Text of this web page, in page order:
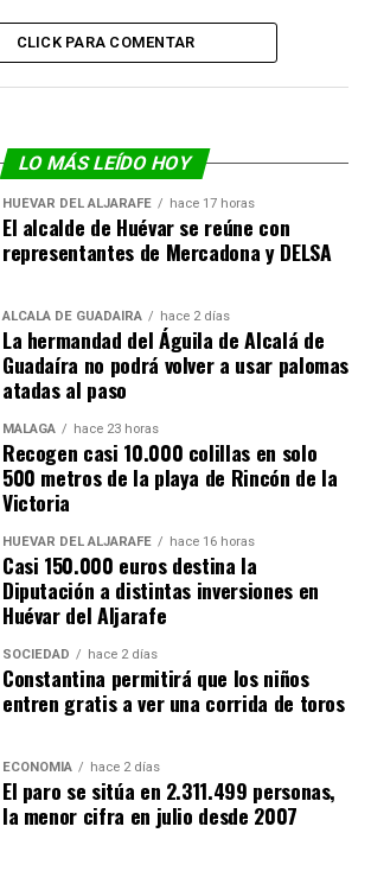
CLICK PARA COMENTAR
LO MÁS LEÍDO HOY
HUÉVAR DEL ALJARAFE hace 17 horas
El alcalde de Huévar se reúne con
representantes de Mercadona y DELSA
ALCALÁ DE GUADAÍRA hace 2 días
La hermandad del Águila de Alcalá de
Guadaíra no podrá volver a usar palomas
atadas al paso
MÁLAGA hace 23 horas
Recogen casi 10.000 colillas en solo
500 metros de la playa de Rincón de la
Victoria
HUÉVAR DEL ALJARAFE hace 16 horas
Casi 150.000 euros destina la
Diputación a distintas inversiones en
Huévar del Aljarafe
SOCIEDAD hace 2 días
Constantina permitirá que los niños
entren gratis a ver una corrida de toros
ECONOMÍA hace 2 días
El paro se sitúa en 2.311.499 personas,
la menor cifra en julio desde 2007